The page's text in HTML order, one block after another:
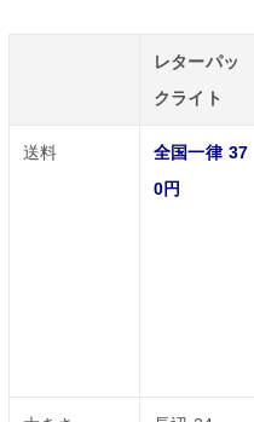
レターパッ
クライト
送料
全国一律 37
0円